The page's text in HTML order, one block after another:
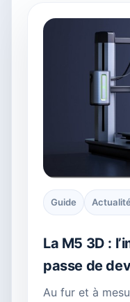
Guide
La M5 3D :
passe de
Au fur et à